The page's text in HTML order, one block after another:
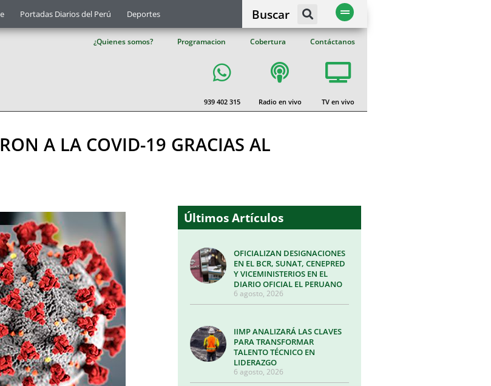
Portadas Diarios del Perú Deportes Buscar
¿Quienes somos? Programacion Cobertura Contáctanos
939 402 315 Radio en vivo TV en vivo
A LA COVID-19 GRACIAS AL
Últimos Artículos
OFICIALIZAN DESIGNACIONES
EN EL BCR, SUNAT, CENEPRED
Y VICEMINISTERIOS EN EL
DIARIO OFICIAL EL PERUANO
6 agosto, 2026
IIMP ANALIZARÁ LAS CLAVES
PARA TRANSFORMAR
TALENTO TÉCNICO EN
LIDERAZGO
6 agosto, 2026